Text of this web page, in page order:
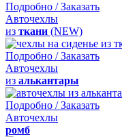
Подробно / Заказать
Авточехлы
из ткани (NEW)
Подробно / Заказать
Авточехлы
из алькантары
Подробно / Заказать
Авточехлы
ромб